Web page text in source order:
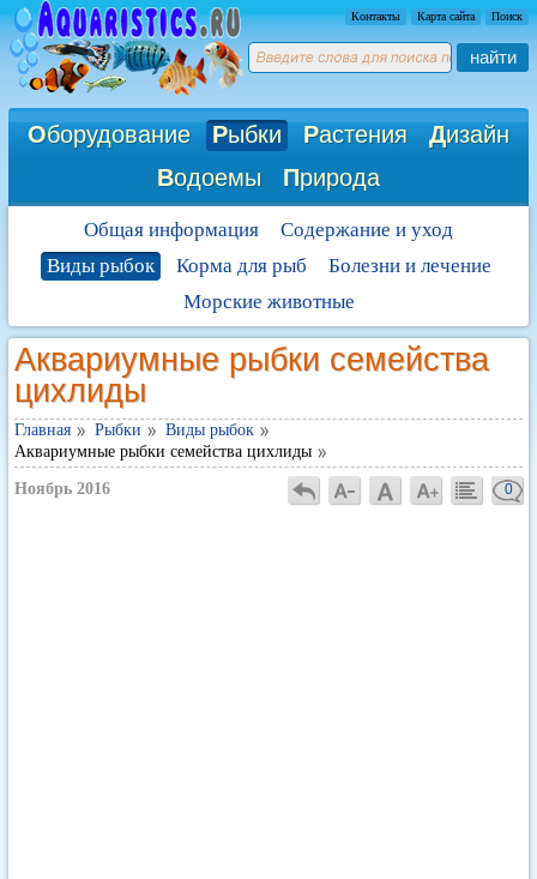
Контакты Карта сайта Поиск
найти
Оборудование Рыбки Растения Дизайн
Водоемы Природа
Общая информация
Содержание и уход
Виды рыбок
Корма для рыб
Болезни и лечение
Морские животные
Аквариумные рыбки семейства
цихлиды
Главная Рыбки
Виды рыбок
Аквариумные рыбки семейства цихлиды
Ноябрь 2016 0